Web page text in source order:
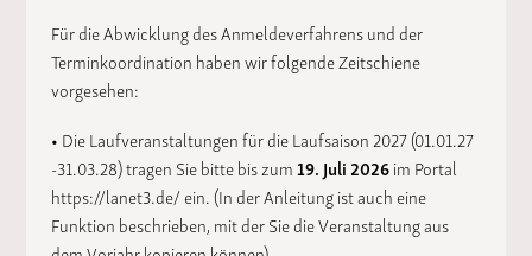
Für die Abwicklung des Anmeldeverfahrens und der
Terminkoordination haben wir folgende Zeitschiene
vorgesehen:
• Die Laufveranstaltungen für die Laufsaison 2027 (01.01.27
-31.03.28) tragen Sie bitte bis zum 19. Juli 2026im Portal
https://lanet3.de/ein. (In der Anleitung ist auch eine
Funktion beschrieben, mit der Sie die Veranstaltung aus